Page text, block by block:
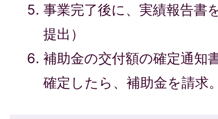
事業完了後に、実績報告書
提出）
補助金の交付額の確定通知
確定したら、補助金を請求